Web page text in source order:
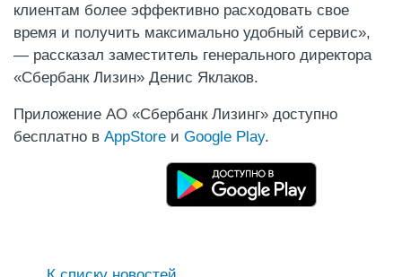
клиентам более эффективно расходовать свое
время и получить максимально удобный сервис»,
— рассказал заместитель генерального директора
«Сбербанк Лизин» Денис Яклаков.
Приложение АО «Сбербанк Лизинг» доступно
бесплатно в AppStore и Google Play.